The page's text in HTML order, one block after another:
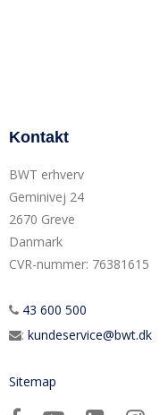
Kontakt
BWT erhverv
Geminivej 24
2670 Greve
Danmark
CVR-nummer: 76381615
43 600 500
: kundeservice@bwt.dk
Sitemap